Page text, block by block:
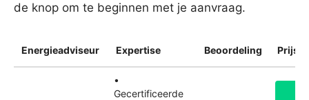
de knop om te beginnen met je aanvraag.
Energieadviseur Expertise Beoordeling
•
Gecertificeerde